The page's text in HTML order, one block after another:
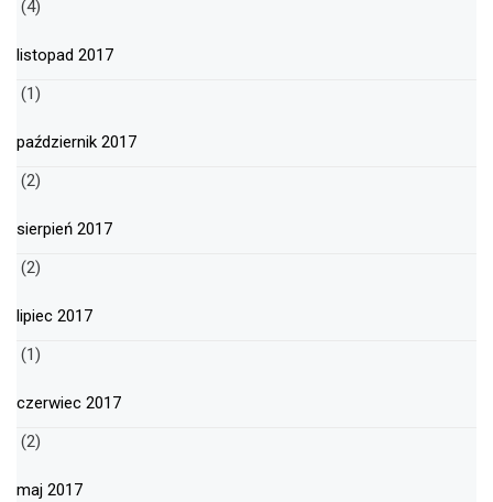
(4)
listopad 2017
(1)
październik 2017
(2)
sierpień 2017
(2)
lipiec 2017
(1)
czerwiec 2017
(2)
maj 2017